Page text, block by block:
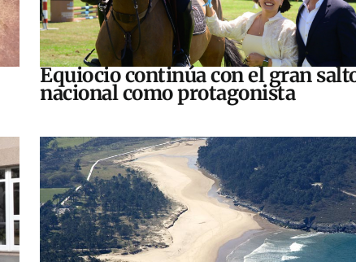
Equiocio continúa con el gran
nacional como protagonista